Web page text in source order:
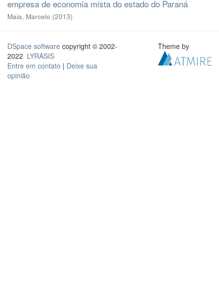
empresa de economia mista do estado do Paraná
Maia, Marcelo (2013)
DSpace software copyright © 2002-
2022 LYRASIS
Entre em contato | Deixe sua
opinião
Theme by